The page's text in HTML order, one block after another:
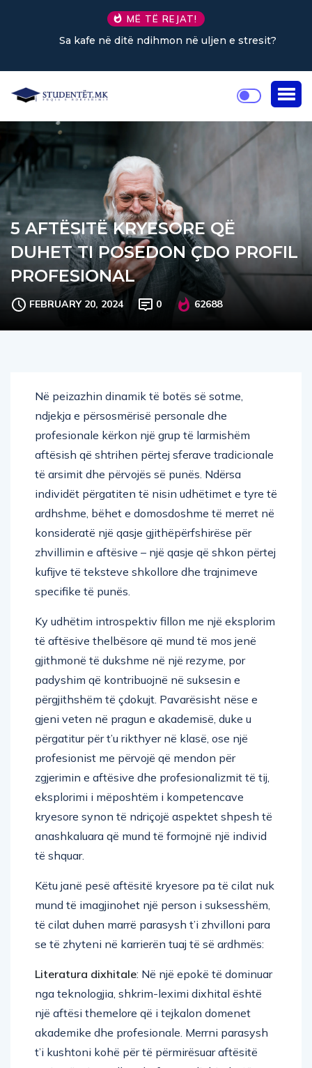
MË TË REJAT!
Sa kafe në ditë ndihmon në uljen e stresit?
5 AFTËSITË KRYESORE QË
DUHET TI POSEDON ÇDO PROFIL
PROFESIONAL
FEBRUARY 20, 2024 62688
ndjekja e përsosmërisë personale dhe
profesionale kërkon një grup të larmishëm
aftësish që shtrihen përtej sferave tradicionale
të arsimit dhe përvojës së punës. Ndërsa
individët përgatiten të nisin udhëtimet e tyre të
ardhshme, bëhet e domosdoshme të merret në
konsideratë një qasje gjithëpërfshirëse për
zhvillimin e aftësive – një qasje që shkon përtej
kufijve të teksteve shkollore dhe trajnimeve
specifike të punës.
të aftësive thelbësore që mund të mos jenë
gjithmonë të dukshme në një rezyme, por
padyshim që kontribuojnë në suksesin e
përgjithshëm të çdokujt. Pavarësisht nëse e
gjeni veten në pragun e akademisë, duke u
përgatitur për t’u rikthyer në klasë, ose një
profesionist me përvojë që mendon për
zgjerimin e aftësive dhe profesionalizmit të tij,
eksplorimi i mëposhtëm i kompetencave
kryesore synon të ndriçojë aspektet shpesh të
anashkaluara që mund të formojnë një individ
të shquar.
mund të imagjinohet një person i suksesshëm,
të cilat duhen marrë parasysh t’i zhvilloni para
se të zhyteni në karrierën tuaj të së ardhmës:
nga teknologjia, shkrim-leximi dixhital është
një aftësi themelore që i tejkalon domenet
akademike dhe profesionale. Merrni parasysh
t’i kushtoni kohë për të përmirësuar aftësitë
tuaja në mjetet dhe platformat dixhitale. Kjo